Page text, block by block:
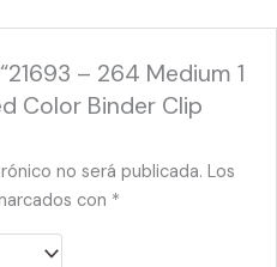
– 264 Medium 1
Color Binder Clip
no será publicada. Los
con *